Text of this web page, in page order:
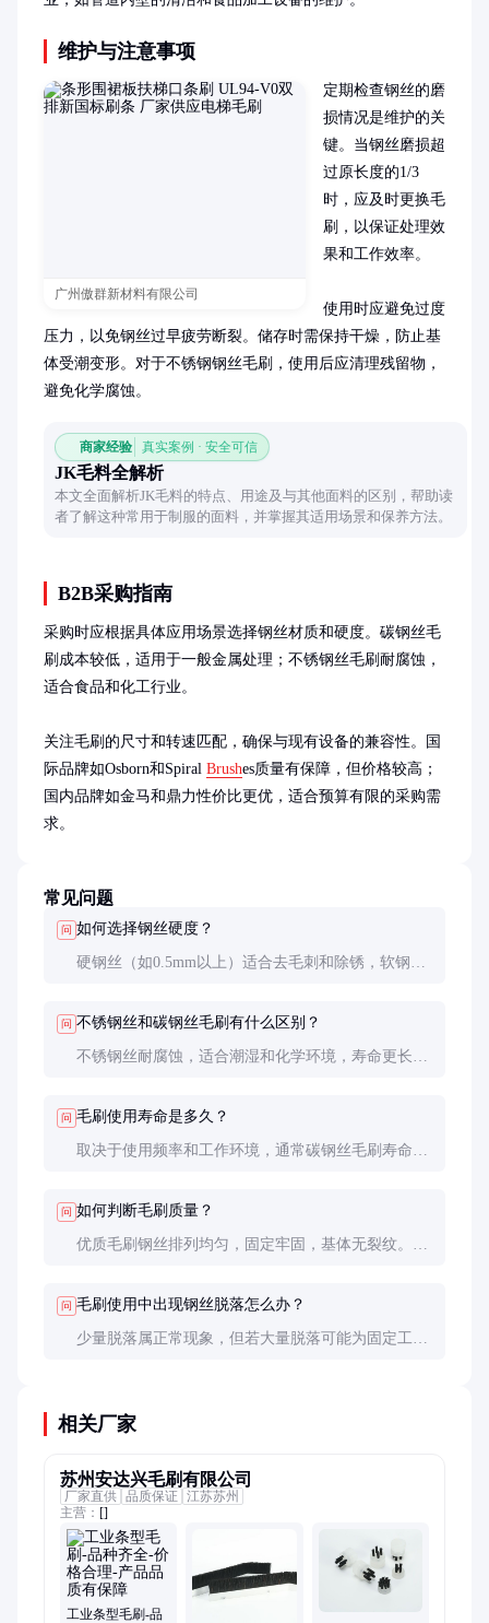
维护与注意事项
广州傲群新材料有限公司
定期检查钢丝的磨
损情况是维护的关
键。当钢丝磨损超
过原长度的1/3
时，应及时更换毛
刷，以保证处理效
果和工作效率。
使用时应避免过度
压力，以免钢丝过早疲劳断裂。储存时需保持干燥，防止基
体受潮变形。对于不锈钢钢丝毛刷，使用后应清理残留物，
避免化学腐蚀。
商家经验 真实案例 · 安全可信
JK毛料全解析
本文全面解析JK毛料的特点、用途及与其他面料的区别，帮助读
者了解这种常用于制服的面料，并掌握其适用场景和保养方法。
B2B采购指南
采购时应根据具体应用场景选择钢丝材质和硬度。碳钢丝毛
刷成本较低，适用于一般金属处理；不锈钢丝毛刷耐腐蚀，
适合食品和化工行业。
关注毛刷的尺寸和转速匹配，确保与现有设备的兼容性。国
际品牌如Osborn和Spiral Brushes质量有保障，但价格较高；
国内品牌如金马和鼎力性价比更优，适合预算有限的采购需
求。
常见问题
问 如何选择钢丝硬度？
硬钢丝（如0.5mm以上）适合去毛刺和除锈，软钢丝
问 不锈钢丝和碳钢丝毛刷有什么区别？
不锈钢丝耐腐蚀，适合潮湿和化学环境，寿命更长但
问 毛刷使用寿命是多久？
取决于使用频率和工作环境，通常碳钢丝毛刷寿命为
问 如何判断毛刷质量？
优质毛刷钢丝排列均匀，固定牢固，基体无裂纹。可
问 毛刷使用中出现钢丝脱落怎么办？
少量脱落属正常现象，但若大量脱落可能为固定工艺
相关厂家
苏州安达兴毛刷有限公司
厂家直供 品质保证 江苏苏州
主营： []
工业条型毛刷-品